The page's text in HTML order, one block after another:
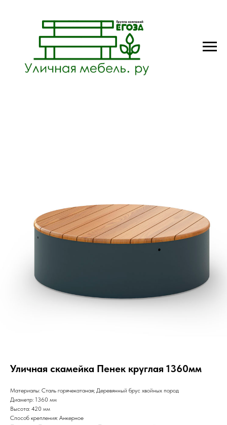
Уличная скамейка Пенек круглая 1360мм
Материалы: Сталь горячекатаная; Деревянный брус хвойных пород
Диаметр: 1360 мм
Высота: 420 мм
Способ крепления: Анкерное